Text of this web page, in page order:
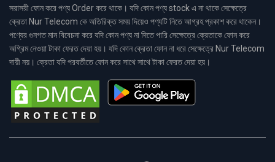
সরাসরী ফোন করে পণ্য Order করে থাকে। যদি কোন পণ্য stock এ না থাকে সেক্ষেত্রে
ক্রেতা Nur Telecom কে অতিরিক্ত সময় দিয়েও পণ্যটি নিতে আগ্রহ প্রকাশ করে থাকেন।
পণ্যের গুনগত মান বিবেচনা করে যদি কোন পণ্য না দিতে পারি সেক্ষেত্রে ক্রেতাকে ফোন করে
অগ্রিম নেওয়া টাকা ফেরত দেয়া হয়। যদি কোন ক্রেতা ফোন না ধরে সেক্ষেত্রে Nur Telecom
দায়ী নয়। ক্রেতা যদি পরবর্তীতে ফোন করে সাথে সাথে টাকা ফেরত দেয়া হয়।